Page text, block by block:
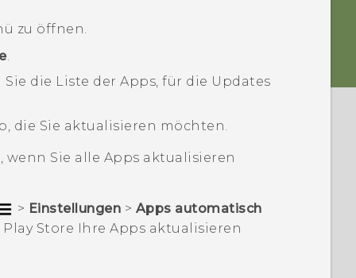
zu öffnen.
.
die Liste der Apps, für die Updates
die Sie aktualisieren möchten.
, wenn Sie alle Apps aktualisieren
> Einstellungen > Apps automatisch
Store Ihre Apps aktualisieren